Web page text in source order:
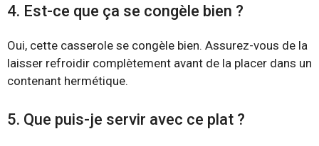
4. Est-ce que ça se congèle bien ?
Oui, cette casserole se congèle bien. Assurez-vous de la
laisser refroidir complètement avant de la placer dans un
contenant hermétique.
5. Que puis-je servir avec ce plat ?